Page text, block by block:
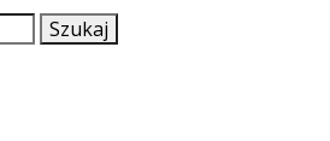
Szukaj